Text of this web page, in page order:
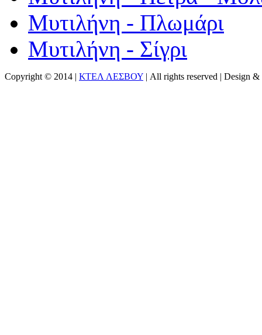
Μυτιλήνη - Πλωμάρι
Μυτιλήνη - Σίγρι
Copyright © 2014 | ΚΤΕΛ ΛΕΣΒΟΥ | All rights reserved | Design &